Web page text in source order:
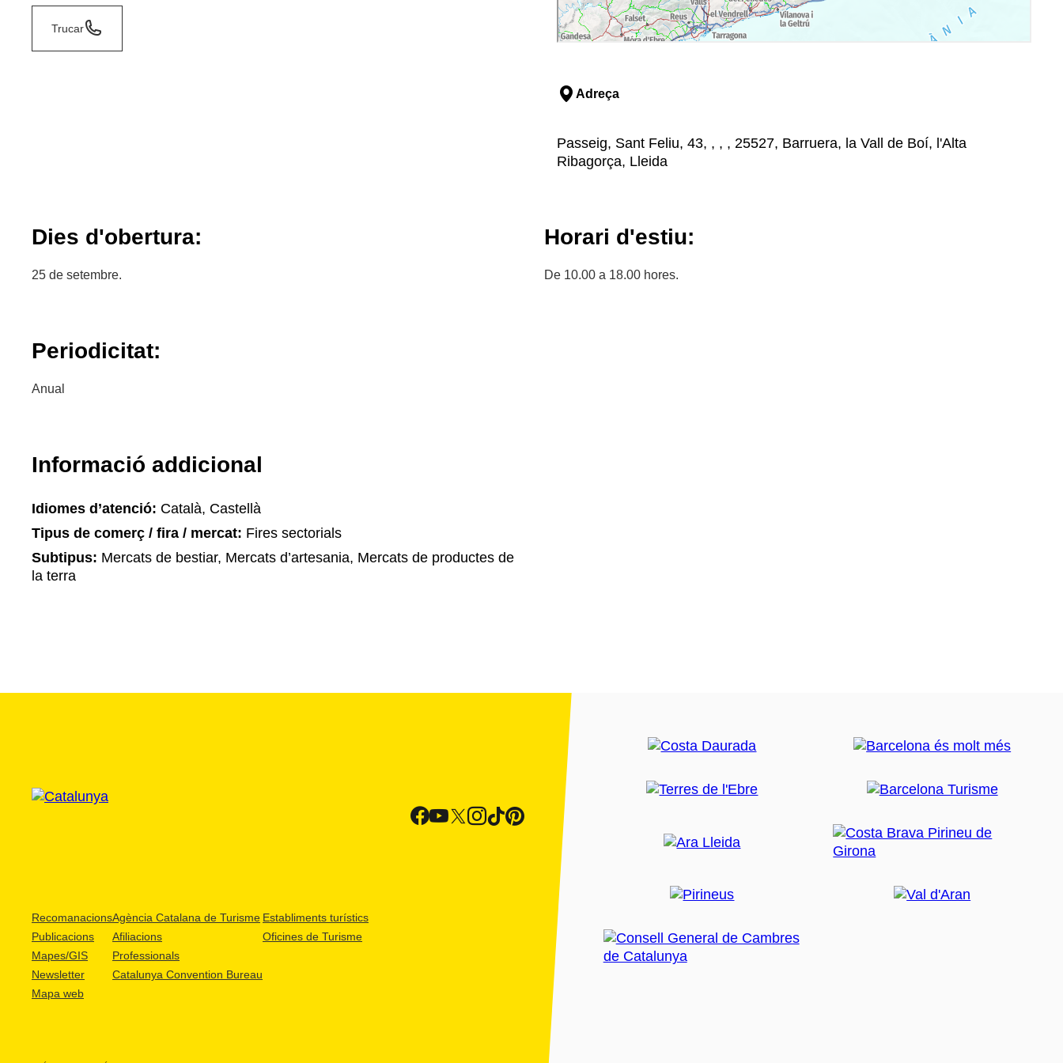
Trucar
Adreça
Passeig, Sant Feliu, 43, , , , 25527, Barruera, la Vall de Boí, l'Alta
Ribagorça, Lleida
Dies d'obertura:
25 de setembre.
Horari d'estiu:
De 10.00 a 18.00 hores.
Periodicitat:
Anual
Informació addicional
Idiomes d’atenció: Català, Castellà
Tipus de comerç / fira / mercat: Fires sectorials
Subtipus: Mercats de bestiar, Mercats d’artesania, Mercats de productes de
la terra
Recomanacions
Publicacions
Mapes/GIS
Newsletter
Mapa web
Agència Catalana de Turisme
Afiliacions
Professionals
Catalunya Convention Bureau
Establiments turístics
Oficines de Turisme